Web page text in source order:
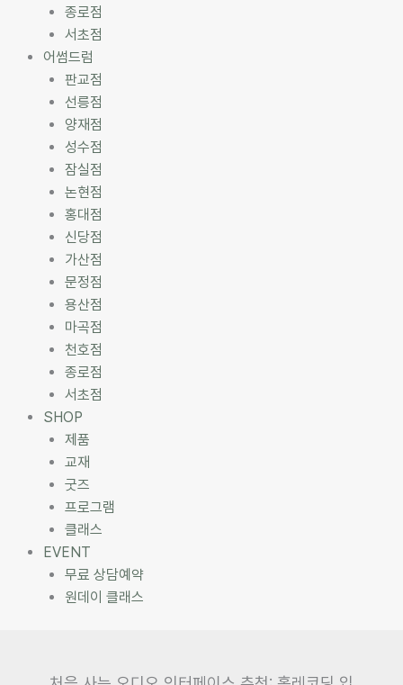
종로점
서초점
어썸드럼
판교점
선릉점
양재점
성수점
잠실점
논현점
홍대점
신당점
가산점
문정점
용산점
마곡점
천호점
종로점
서초점
SHOP
제품
교재
굿즈
프로그램
클래스
EVENT
무료 상담예약
원데이 클래스